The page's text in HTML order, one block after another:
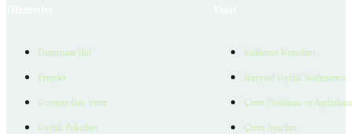
Danışman Bul
Projeler
Ücretsiz İlan Verin
Üyelik Paketleri
Kullanım Koşulları
Bireysel Üyelik Sözleşmesi
Çerez Politikası ve
Çerez Ayarları